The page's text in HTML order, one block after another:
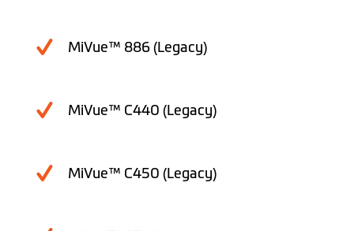
MiVue™ 886 (Legacy)
MiVue™ C440 (Legacy)
MiVue™ C450 (Legacy)